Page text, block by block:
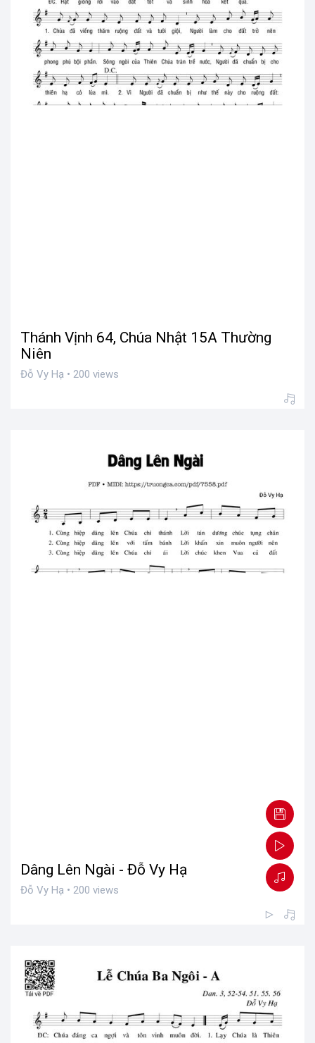
Thánh Vịnh 64, Chúa Nhật 15A Thường
Niên
Đỗ Vy Hạ • 200 views
Dâng Lên Ngài - Đỗ Vy Hạ
Đỗ Vy Hạ • 200 views